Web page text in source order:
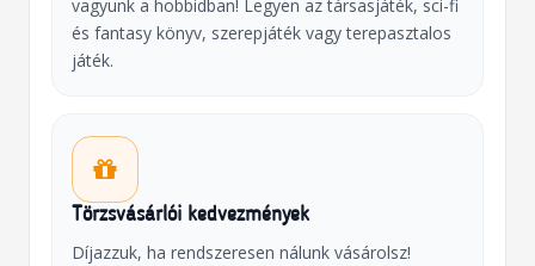
vagyunk a hobbidban! Legyen az társasjáték, sci-fi
és fantasy könyv, szerepjáték vagy terepasztalos
játék.
Törzsvásárlói kedvezmények
Díjazzuk, ha rendszeresen nálunk vásárolsz!